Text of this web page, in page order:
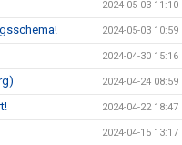
2024-05-03 11:10
2024-05-03 10:59
2024-04-30 15:16
2024-04-24 08:59
2024-04-22 18:47
2024-04-15 13:17